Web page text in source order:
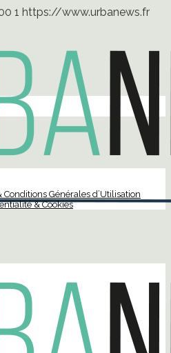
1 https://www.urbanews.fr
Conditions Générales d’Utilisation
& Cookies